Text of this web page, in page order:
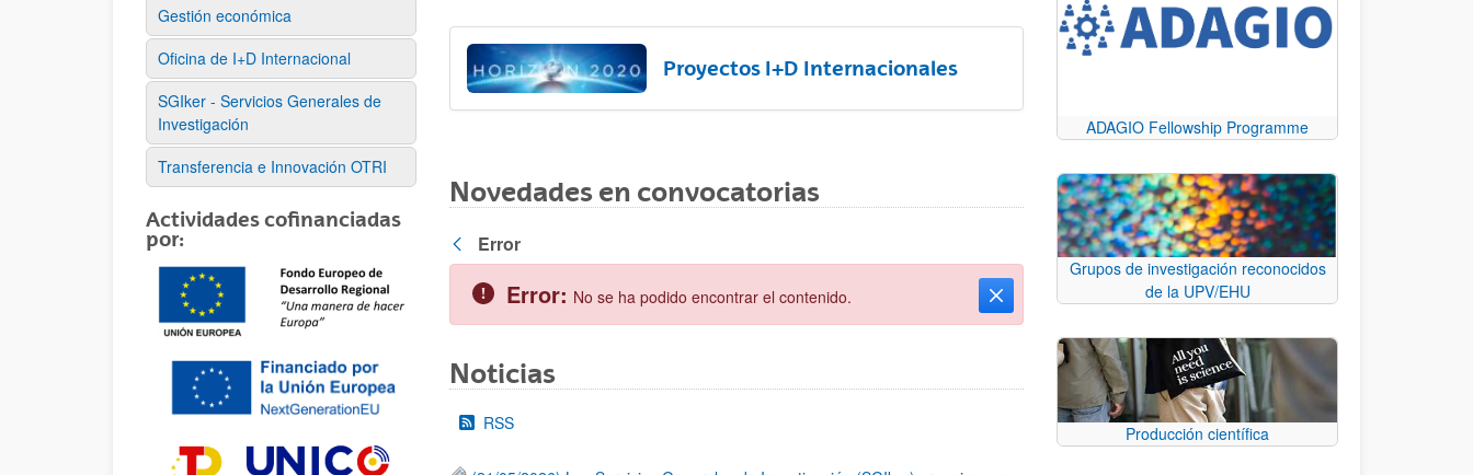
Gestión económica
Oficina de I+D Internacional
SGIker - Servicios Generales de
Investigación
Transferencia e Innovación OTRI
Actividades cofinanciadas
por:
Proyectos I+D Internacionales
Novedades en convocatorias
Atrás
Error
Cerrar
Error: No se ha podido encontrar el contenido.
Noticias
RSS
ADAGIO Fellowship Programme
Grupos de investigación reconocidos
de la UPV/EHU
Producción científica